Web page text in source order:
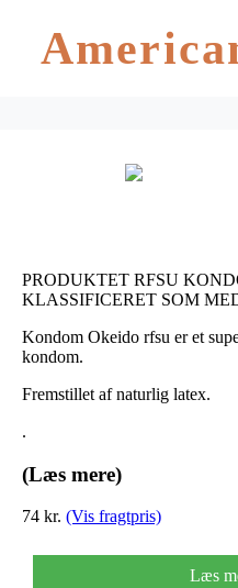
PRODUKTET RFSU
KLASSIFICERET SOM
Kondom Okeido rfsu er et
kondom.
Fremstillet af naturlig latex.
.
(Læs mere)
74 kr. (Vis fragtpris)
Læs